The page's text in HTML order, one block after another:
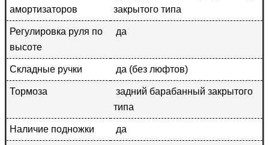
амортизаторов
закрытого типа
Регулировка руля по
высоте
да
Складные ручки да (без люфтов)
Тормоза
задний барабанный закрытого
типа
Наличие подножки да